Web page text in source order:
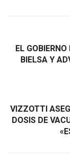
EL
BIELSA Y
VIZZOTTI
DOSIS DE